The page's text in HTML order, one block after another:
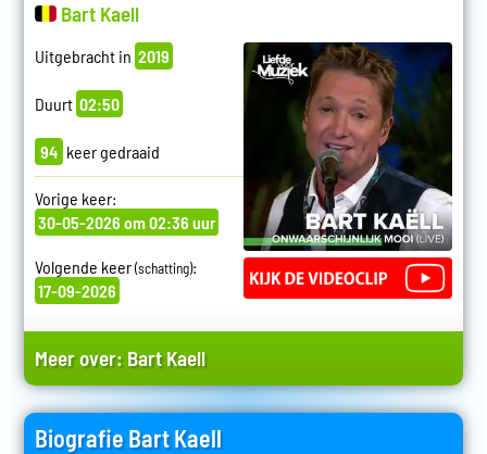
Bart Kaell
Uitgebracht in 2019
Duurt 02:50
94 keer gedraaid
Vorige keer:
30-05-2026 om 02:36 uur
Volgende keer(schatting):
17-09-2026
Meer over: Bart Kaell
Biografie Bart Kaell